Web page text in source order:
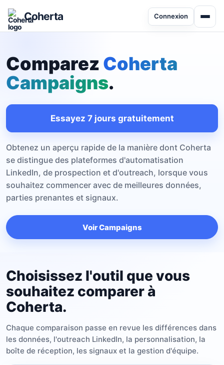
Coherta Connexion
Comparez Coherta
Campaigns.
Essayez 7 jours gratuitement
Obtenez un aperçu rapide de la manière dont Coherta
se distingue des plateformes d'automatisation
LinkedIn, de prospection et d'outreach, lorsque vous
souhaitez commencer avec de meilleures données,
parties prenantes et signaux.
Voir Campaigns
Choisissez l'outil que vous
souhaitez comparer à
Coherta.
Chaque comparaison passe en revue les différences dans
les données, l'outreach LinkedIn, la personnalisation, la
boîte de réception, les signaux et la gestion d'équipe.